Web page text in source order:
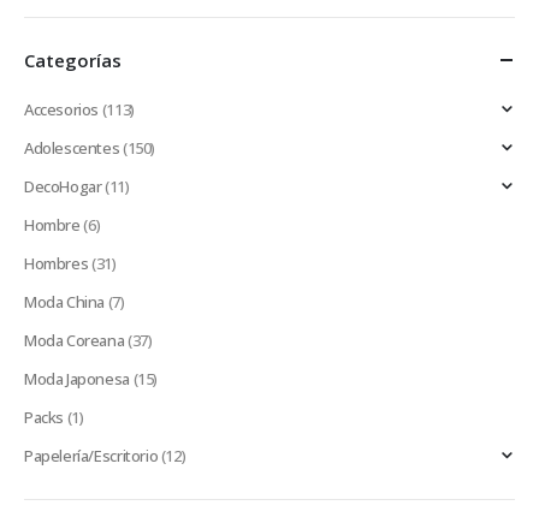
Categorías
Accesorios (113)
Adolescentes(150)
DecoHogar(11)
Hombre(6)
Hombres(31)
Moda China (7)
Moda Coreana(37)
Moda Japonesa (15)
Packs (1)
Papelería/Escritorio(12)